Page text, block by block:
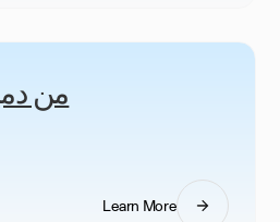
من
Learn More